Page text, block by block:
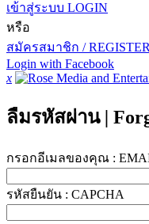
เข้าสู่ระบบ LOGIN
หรือ
สมัครสมาชิก / REGISTER
Login with Facebook
x
ลืมรหัสผ่าน |
กรอกอีเมลของคุณ :
รหัสยืนยัน : CAPCHA